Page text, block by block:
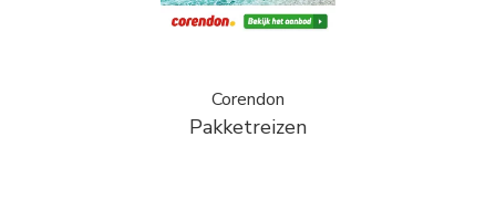
Corendon
Pakketreizen